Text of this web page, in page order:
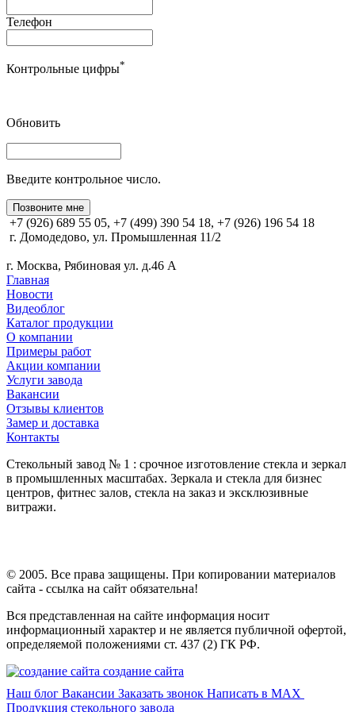
Телефон
Контрольные цифры*
Обновить
Введите контрольное число.
Позвоните мне
+7 (926) 689 55 05, +7 (499) 390 54 18, +7 (926) 196 54 18
г. Домодедово, ул. Промышленная 11/2
г. Москва, Рябиновая ул. д.46 А
Главная
Новости
Видеоблог
Каталог продукции
О компании
Примеры работ
Акции компании
Услуги завода
Вакансии
Отзывы клиентов
Замер и доставка
Контакты
Стекольный завод № 1 : срочное изготовление стекла и зеркал
в промышленных масштабах. Зеркала и стекла для бизнес
центров, фитнес залов, стекла на заказ и эксклюзивные
витражи.
© 2005. Все права защищены. При копировании материалов
сайта - ссылка на сайт обязательна!
Вся представленная на сайте информация носит
информационный характер и не является публичной офертой,
определяемой положениями ст. 437 (2) ГК РФ.
создание сайта
Наш блог Вакансии Заказать звонок Написать в MAX
Продукция стекольного завода